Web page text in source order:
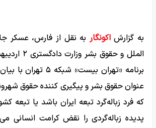
به گزارشاکونگار به نقل از فارس، عسکر
برنامه «تهران بیست»
عنوان حقوق بشر و پیگیری کننده حقوق
که فرد زباله‌گرد تبعه ایران باشد یا تبعه
پدیده زباله‌گردی را نقض کرامت انسانی